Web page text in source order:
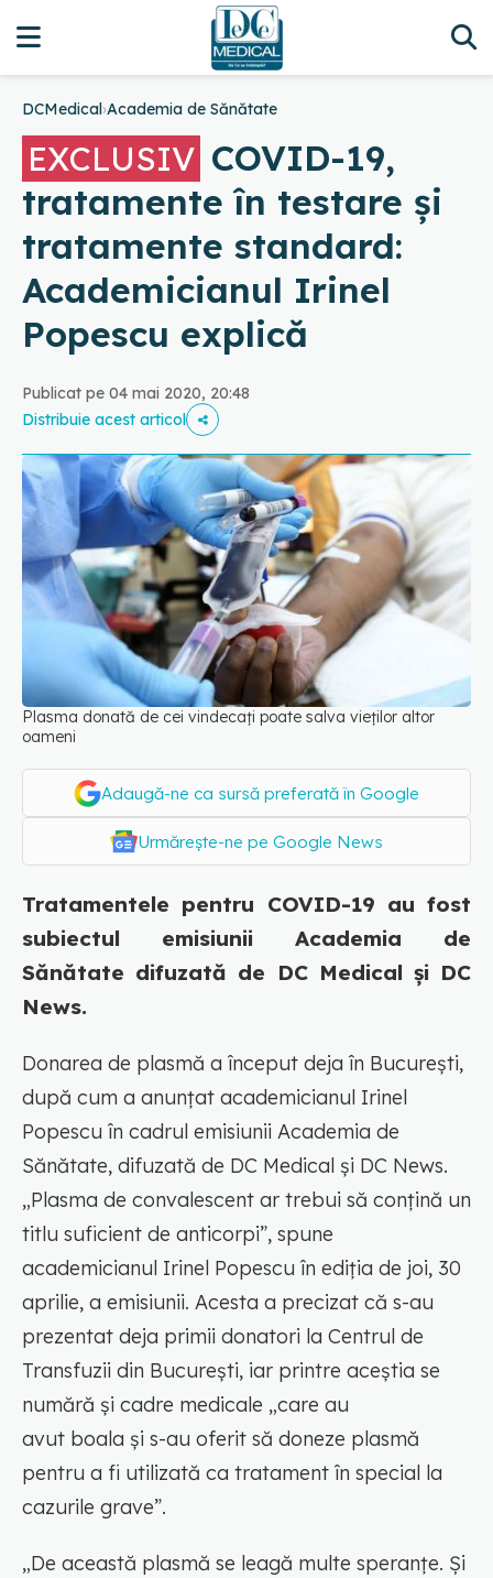
DCMedical›Academia de Sănătate
EXCLUSIV COVID-19,
tratamente în testare și
tratamente standard:
Academicianul Irinel
Popescu explică
Publicat pe 04 mai 2020, 20:48
Distribuie acest articol
Plasma donată de cei vindecați poate salva vieților altor
oameni
Adaugă-ne ca sursă preferată în Google
Urmărește-ne pe Google News
Tratamentele pentru COVID-19 au fost
subiectul emisiunii Academia de
Sănătate difuzată de DC Medical și DC
News.
Donarea de plasmă a început deja în București,
după cum a anunțat academicianul Irinel
Popescu în cadrul emisiunii Academia de
Sănătate, difuzată de DC Medical și DC News.
„Plasma de convalescent ar trebui să conțină un
titlu suficient de anticorpi”, spune
academicianul Irinel Popescu în ediția de joi, 30
aprilie, a emisiunii. Acesta a precizat că s-au
prezentat deja primii donatori la Centrul de
Transfuzii din București, iar printre aceștia se
numără și cadre medicale „care au
avut boala și s-au oferit să doneze plasmă
pentru a fi utilizată ca tratament în special la
cazurile grave”.
„De această plasmă se leagă multe speranțe. Și